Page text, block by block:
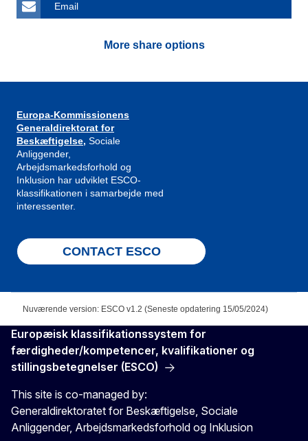
Email
More share options
Europa-Kommissionens
Generaldirektorat for
Beskæftigelse, Sociale
Anliggender,
Arbejdsmarkedsforhold og
Inklusion har udviklet ESCO-
klassifikationen i samarbejde med
interessenter.
CONTACT ESCO
Nuværende version: ESCO v1.2 (Seneste opdatering 15/05/2024)
Europæisk klassifikationssystem for
færdigheder/kompetencer, kvalifikationer og
stillingsbetegnelser (ESCO)
This site is co-managed by:
Generaldirektoratet for Beskæftigelse, Sociale
Anliggender, Arbejdsmarkedsforhold og Inklusion